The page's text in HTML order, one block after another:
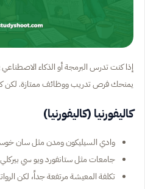
إذا كنت تدرس البرمجة أو الذكاء الاصطناعي
يمنحك فرص تدريب ووظائف ممتازة. لكن
كاليفورنيا (كاليفورنيا)
وادي السيليكون ومدن مثل سان
جامعات مثل ستانفورد ويو سي
تكلفة المعيشة مرتفعة جداً، لكن